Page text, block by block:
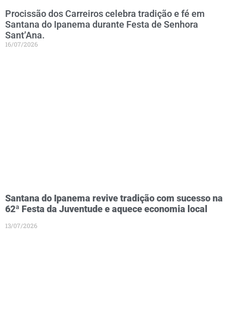
Procissão dos Carreiros celebra tradição e fé em
Santana do Ipanema durante Festa de Senhora
Sant’Ana.
16/07/2026
Santana do Ipanema revive tradição com sucesso na
62ª Festa da Juventude e aquece economia local
13/07/2026